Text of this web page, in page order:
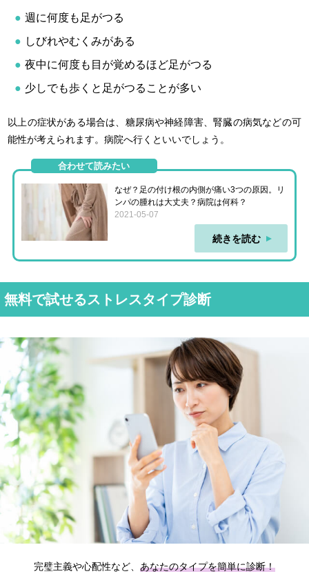
週に何度も足がつる
しびれやむくみがある
夜中に何度も目が覚めるほど足がつる
少しでも歩くと足がつることが多い
以上の症状がある場合は、糖尿病や神経障害、腎臓の病気などの可
能性が考えられます。病院へ行くといいでしょう。
合わせて読みたい
なぜ？足の付け根の内側が痛い3つの原因。リ
ンパの腫れは大丈夫？病院は何科？
2021-05-07
続きを読む
無料で試せるストレスタイプ診断
完璧主義や心配性など、 あなたのタイプを簡単に診断！